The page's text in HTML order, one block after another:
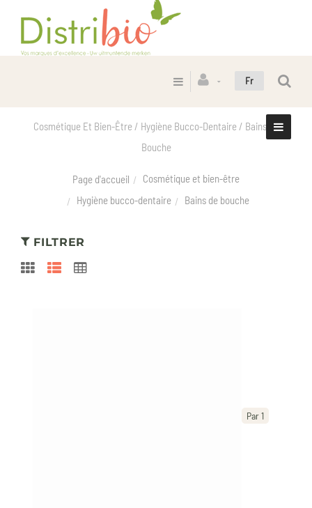
Fr
Cosmétique Et Bien-Être / Hygiène Bucco-Dentaire / Bains De
Bouche
Page d'accueil
Cosmétique et bien-être
Hygiène bucco-dentaire
Bains de bouche
FILTRER
Par 1